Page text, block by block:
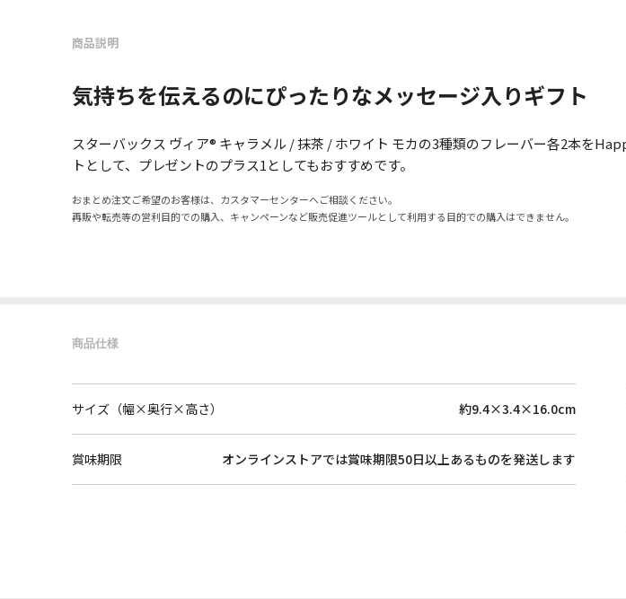
商品説明
気持ちを伝えるのにぴったりなメッセージ入りギフト
スターバックス ヴィア® キャラメル / 抹茶 / ホワイト モカの3種類のフレーバー各2本を
トとして、プレゼントのプラス1としてもおすすめです。
おまとめ注文ご希望のお客様は、カスタマーセンターへご相談ください。
再販や転売等の営利目的での購入、キャンペーンなど販売促進ツールとして利用する目的での購入はできません。
商品仕様
サイズ（幅×奥行×高さ） 約9.4×3.4×16.0cm
賞味期限 オンラインストアでは賞味期限50日以上あるものを発送します